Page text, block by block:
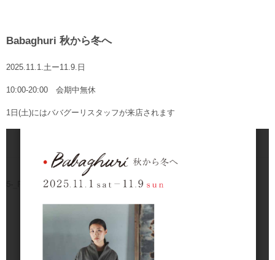
Babaghuri 秋から冬へ
2025.11.1.土ー11.9.日
10:00-20:00 会期中無休
1日(土)にはババグーリスタッフが来店されます